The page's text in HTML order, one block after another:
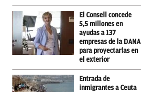
El Consell concede
5,5 millones en
ayudas a 137
empresas de la DANA
para proyectarlas en
el exterior
Entrada de
inmigrantes a Ceuta